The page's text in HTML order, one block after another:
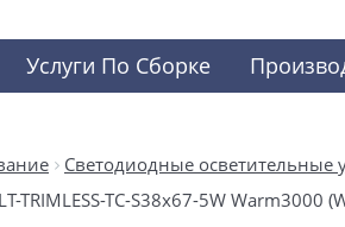
Услуги По Сборке
Светодиодные осветительные
TRIMLESS-TC-S38x67-5W